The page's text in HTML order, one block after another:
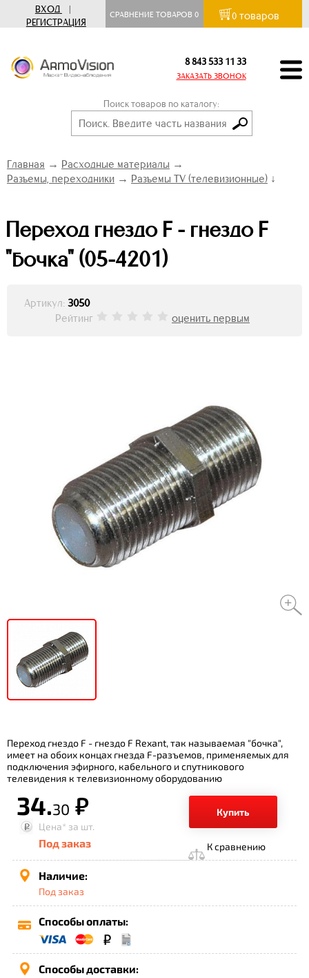
ВХОД
|
РЕГИСТРАЦИЯ
СРАВНЕНИЕ ТОВАРОВ0 0 товаров
8 843 533 11 33
ЗАКАЗАТЬ ЗВОНОК
Поиск товаров по каталогу:
Главная → Расходные материалы →
Разъемы, переходники → Разъемы TV (телевизионные) ↓
Переход гнездо F - гнездо F
"бочка" (05-4201)
Артикул: 3050
Рейтинг
оценить первым
Переход гнездо F - гнездо F Rexant, так называемая "бочка",
имеет на обоих концах гнезда F-разъемов, применяемых для
подключения эфирного, кабельного и спутникового
телевидения к телевизионному оборудованию
34.30 р.
Купить
Цена* за шт.
Под заказ К сравнению
Наличие:
Под заказ
Способы оплаты:
Способы доставки: